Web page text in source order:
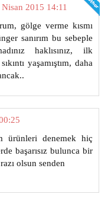
Nisan 2015 14:11
gölge verme kısmı
sanırım bu sebeple
haklısınız, ilk
yaşamıştım, daha
denemek hiç
başarısız bulunca bir
olsun senden